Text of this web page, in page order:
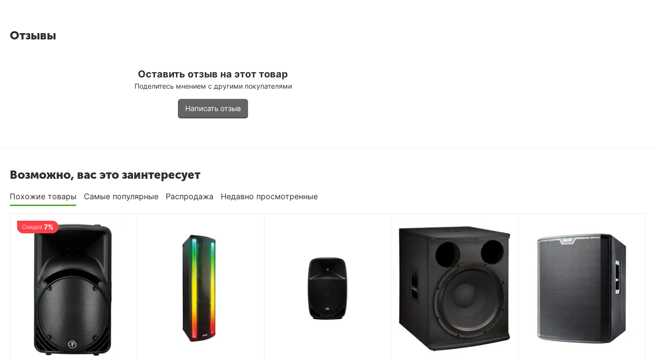
Отзывы
Оставить отзыв на этот товар
Поделитесь мнением с другими покупателями
Написать отзыв
Возможно, вас это заинтересует
Похожие товары Самые популярные Распродажа Недавно просмотренные
Скидка 7%